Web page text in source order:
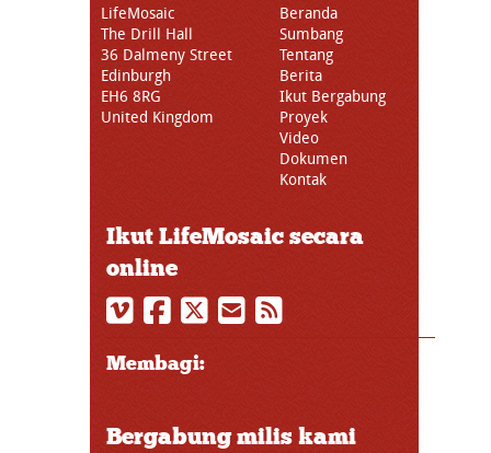
LifeMosaic
The Drill Hall
36 Dalmeny Street
Edinburgh
EH6 8RG
United Kingdom
Beranda
Sumbang
Tentang
Berita
Ikut Bergabung
Proyek
Video
Dokumen
Kontak
Ikut LifeMosaic secara
online
Membagi:
Bergabung milis kami